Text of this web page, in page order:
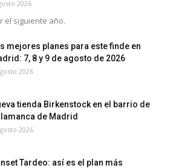
2026
el siguiente año.
mejores planes para este finde en
7, 8 y 9 de agosto de 2026
2026
tienda Birkenstock en el barrio de
de Madrid
2026
Tardeo: así es el plan más